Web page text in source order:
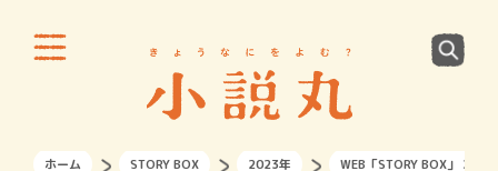
ホーム STORY BOX 2023年 WEB「STORY BOX」